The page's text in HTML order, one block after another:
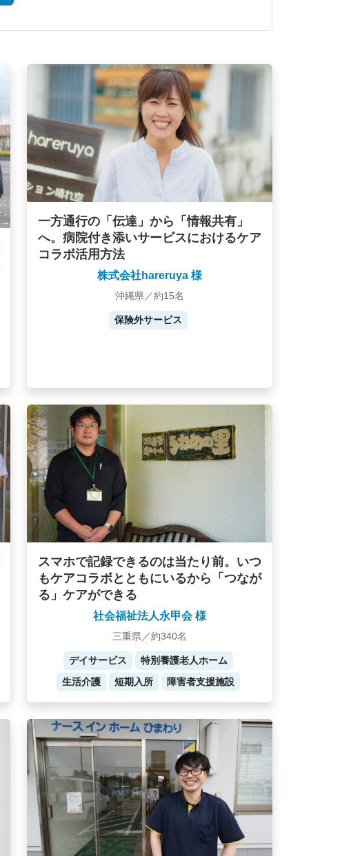
一方通行の「伝達」から「情報共有」
へ。病院付き添いサービスにおけるケア
コラボ活用方法
株式会社hareruya 様
沖縄県／約15名
保険外サービス
スマホで記録できるのは当たり前。いつ
もケアコラボとともにいるから「つなが
る」ケアができる
社会福祉法人永甲会 様
三重県／約340名
デイサービス
特別養護老人ホーム
生活介護
短期入所 障害者支援施設